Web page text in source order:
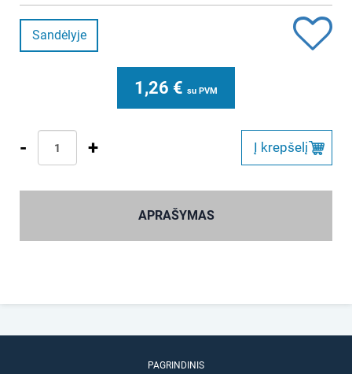
Sandėlyje
1,26 € su PVM
- + Į krepšelį
APRAŠYMAS
PAGRINDINIS